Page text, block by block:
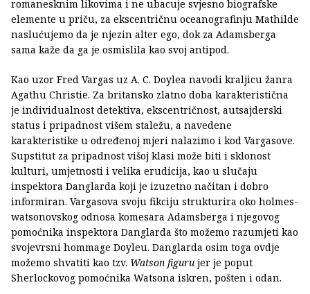
romanesknim likovima i ne ubacuje svjesno biografske
elemente u priču, za ekscentričnu oceanografinju Mathilde
naslućujemo da je njezin alter ego, dok za Adamsberga
sama kaže da ga je osmislila kao svoj antipod.
Kao uzor Fred Vargas uz A. C. Doylea navodi kraljicu žanra
Agathu Christie. Za britansko zlatno doba karakteristična
je individualnost detektiva, ekscentričnost, autsajderski
status i pripadnost višem staležu, a navedene
karakteristike u određenoj mjeri nalazimo i kod Vargasove.
Supstitut za pripadnost višoj klasi može biti i sklonost
kulturi, umjetnosti i velika erudicija, kao u slučaju
inspektora Danglarda koji je izuzetno načitan i dobro
informiran. Vargasova svoju fikciju strukturira oko holmes-
watsonovskog odnosa komesara Adamsberga i njegovog
pomoćnika inspektora Danglarda što možemo razumjeti kao
svojevrsni hommage Doyleu. Danglarda osim toga ovdje
možemo shvatiti kao tzv. Watson figuru jer je poput
Sherlockovog pomoćnika Watsona iskren, pošten i odan.